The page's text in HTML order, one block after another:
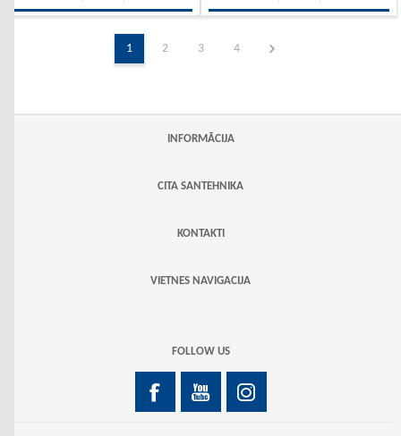
1 2 3 4
INFORMĀCIJA
CITA SANTEHNIKA
KONTAKTI
VIETNES NAVIGACIJA
FOLLOW US